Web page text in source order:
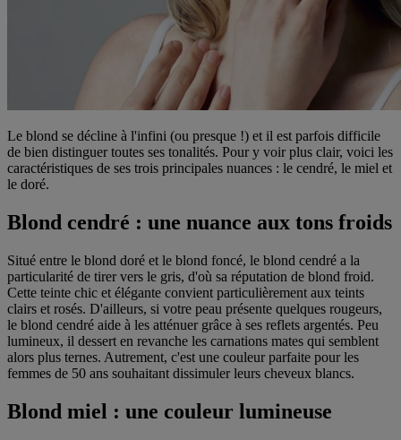
Le blond se décline à l'infini (ou presque !) et il est parfois difficile
de bien distinguer toutes ses tonalités. Pour y voir plus clair, voici les
caractéristiques de ses trois principales nuances : le cendré, le miel et
le doré.
Blond cendré : une nuance aux tons froids
Situé entre le blond doré et le blond foncé, le blond cendré a la
particularité de tirer vers le gris, d'où sa réputation de blond froid.
Cette teinte chic et élégante convient particulièrement aux teints
clairs et rosés. D'ailleurs, si votre peau présente quelques rougeurs,
le blond cendré aide à les atténuer grâce à ses reflets argentés. Peu
lumineux, il dessert en revanche les carnations mates qui semblent
alors plus ternes. Autrement, c'est une couleur parfaite pour les
femmes de 50 ans souhaitant dissimuler leurs cheveux blancs.
Blond miel : une couleur lumineuse